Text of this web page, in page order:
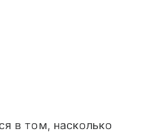
в том, насколько